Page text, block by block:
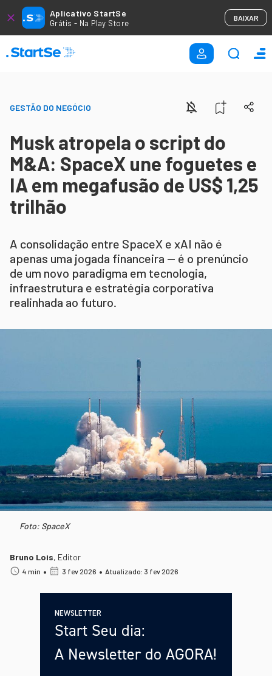
Aplicativo StartSe
Grátis - Na Play Store
BAIXAR
GESTÃO DO NEGÓCIO
Musk atropela o script do
M&A: SpaceX une foguetes e
IA em megafusão de US$ 1,25
trilhão
A consolidação entre SpaceX e xAI não é
apenas uma jogada financeira — é o prenúncio
de um novo paradigma em tecnologia,
infraestrutura e estratégia corporativa
realinhada ao futuro.
Foto: SpaceX
Bruno Lois, Editor
4 min • 3 fev 2026 • Atualizado: 3 fev 2026
NEWSLETTER
Start Seu dia:
A Newsletter do AGORA!